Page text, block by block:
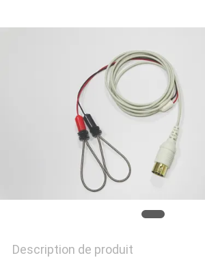
DEMANDEZ
CITATION
PRIVACY
Description de produit